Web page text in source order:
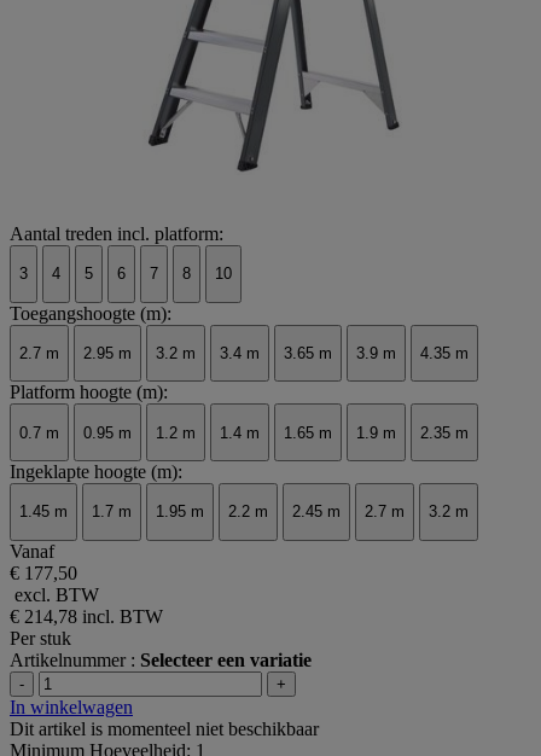
Aantal treden incl. platform:
3 4 5 6 7 8 10
Toegangshoogte (m):
2.7 m 2.95 m 3.2 m 3.4 m 3.65 m 3.9 m 4.35 m
Platform hoogte (m):
0.7 m 0.95 m 1.2 m 1.4 m 1.65 m 1.9 m 2.35 m
Ingeklapte hoogte (m):
1.45 m 1.7 m 1.95 m 2.2 m 2.45 m 2.7 m 3.2 m
Vanaf
€ 177,50
excl. BTW
€ 214,78 incl. BTW
Per stuk
Artikelnummer : Selecteer een variatie
- +
In winkelwagen
Dit artikel is momenteel niet beschikbaar
Minimum Hoeveelheid: 1